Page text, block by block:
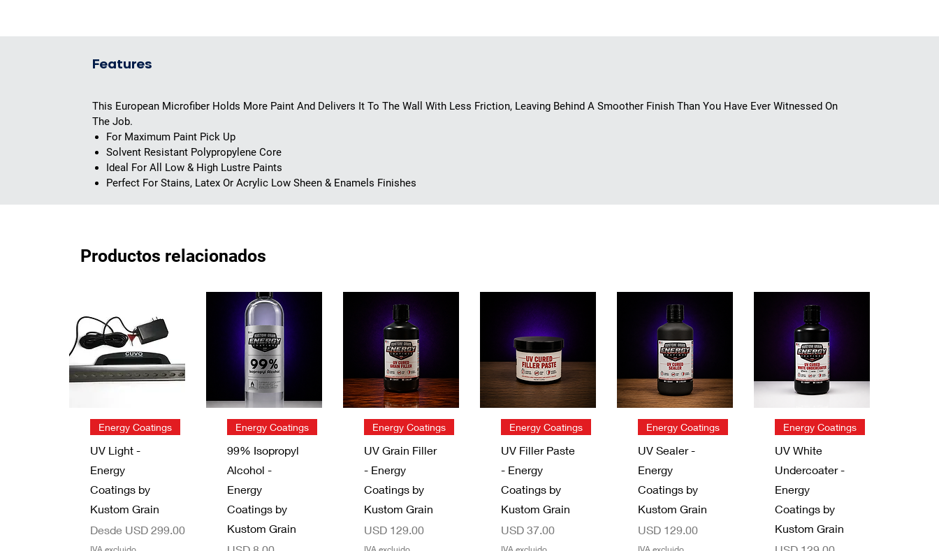
Features
This European Microfiber Holds More Paint And Delivers It To The Wall With Less Friction, Leaving Behind A Smoother Finish Than You Have Ever Witnessed On
The Job.
For Maximum Paint Pick Up
Solvent Resistant Polypropylene Core
Ideal For All Low & High Lustre Paints
Perfect For Stains, Latex Or Acrylic Low Sheen & Enamels Finishes
Productos relacionados
Vista rápida
Energy Coatings
UV Light -
Energy
Coatings by
Kustom Grain
Desde USD 299.00
Precio de oferta
Vista rápida
Energy Coatings
99% Isopropyl
Alcohol -
Energy
Coatings by
Kustom Grain
Vista rápida
Energy Coatings
UV Grain Filler
- Energy
Coatings by
Kustom Grain
Precio
USD 129.00
Vista rápida
Energy Coatings
UV Filler Paste
- Energy
Coatings by
Kustom Grain
Precio
USD 37.00
Vista rápida
Energy Coatings
UV Sealer -
Energy
Coatings by
Kustom Grain
Precio
USD 129.00
Vista rápida
Energy Coatings
UV White
Undercoater -
Energy
Coatings by
Kustom Grain